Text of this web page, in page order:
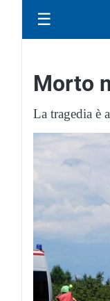
☰
Morto
La tragedia è